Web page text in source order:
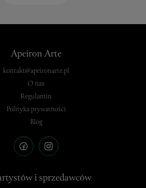
Apeiron Arte
kontakt@apeironarte.pl
O nas
Regulamin
Polityka prywatności
Blog
i sprzedawców